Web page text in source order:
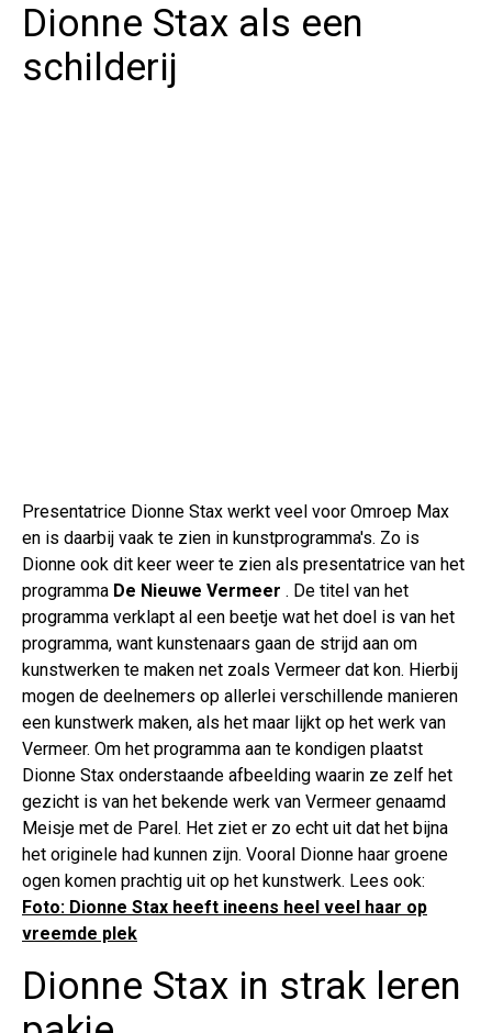
Dionne Stax als een
schilderij
Presentatrice Dionne Stax werkt veel voor Omroep Max
en is daarbij vaak te zien in kunstprogramma's. Zo is
Dionne ook dit keer weer te zien als presentatrice van het
programma De Nieuwe Vermeer . De titel van het
programma verklapt al een beetje wat het doel is van het
programma, want kunstenaars gaan de strijd aan om
kunstwerken te maken net zoals Vermeer dat kon. Hierbij
mogen de deelnemers op allerlei verschillende manieren
een kunstwerk maken, als het maar lijkt op het werk van
Vermeer. Om het programma aan te kondigen plaatst
Dionne Stax onderstaande afbeelding waarin ze zelf het
gezicht is van het bekende werk van Vermeer genaamd
Meisje met de Parel. Het ziet er zo echt uit dat het bijna
het originele had kunnen zijn. Vooral Dionne haar groene
ogen komen prachtig uit op het kunstwerk. Lees ook:
Foto: Dionne Stax heeft ineens heel veel haar op
vreemde plek
Dionne Stax in strak leren